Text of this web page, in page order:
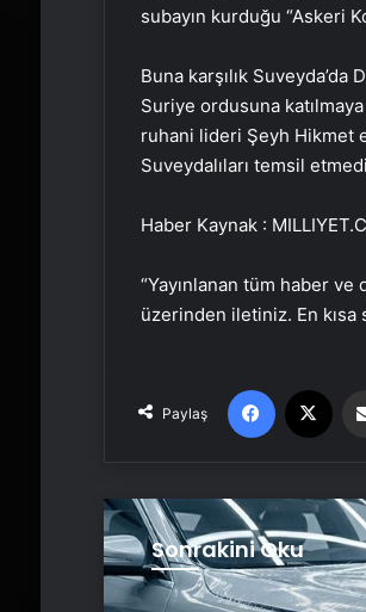
subayın kurduğu “Askeri
Buna karşılık Suveyda’da
Suriye ordusuna katılmaya
ruhani lideri Şeyh Hikmet
Suveydalıları temsil
Haber Kaynak :
“Yayınlanan tüm haber
üzerinden iletiniz. En
Paylaş
Facebook
Sonrakini Oku